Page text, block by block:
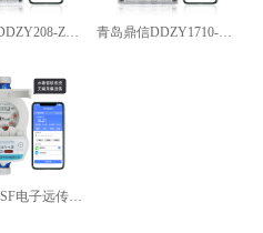
能表 Z型RS485通讯智能电能表
青岛鼎信DDZY1710-Z型单
电子远传智能水表